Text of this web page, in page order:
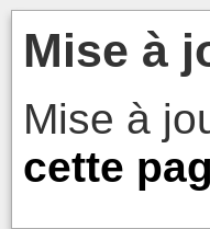
Mise à
Mise à
cette